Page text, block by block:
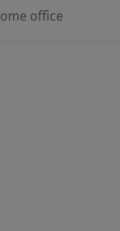
office